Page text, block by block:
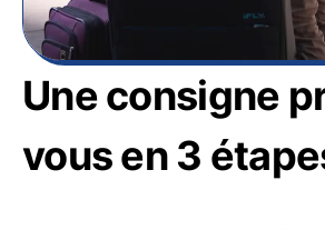
Une consigne
vous en 3